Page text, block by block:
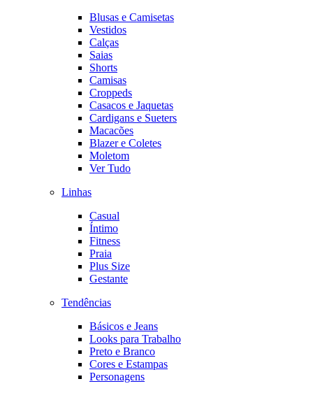
Blusas e Camisetas
Vestidos
Calças
Saias
Shorts
Camisas
Croppeds
Casacos e Jaquetas
Cardigans e Sueters
Macacões
Blazer e Coletes
Moletom
Ver Tudo
Linhas
Casual
Íntimo
Fitness
Praia
Plus Size
Gestante
Tendências
Básicos e Jeans
Looks para Trabalho
Preto e Branco
Cores e Estampas
Personagens